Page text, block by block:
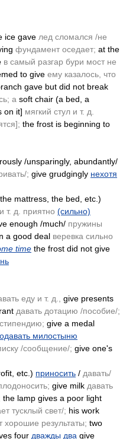
ice gave лед сломался /не
фундамент оседает; at the
в самый разгар бури мост не
to give ему казалось, что
gave but did not break
а soft chair (a bed, a
on it] мягкий стул и т. д.
the frost is beginning to
/unsparingly, abundantly/
; give grudgingly нехотя
mattress, the bed, etc.)
т. д. приятно (сильно)
enough /much/ пружины
a good deal веревка сильно
time the frost did not give
еду и т. д.,
give presents
давать дотацию /пособие/;
give a medal
милостыню
/сообщение/; give one's
etc.) приносить / давать/
give milk давать
the lamp gives a poor light
тусклый свет/; his work
хорошие результаты; two
four дважды два give